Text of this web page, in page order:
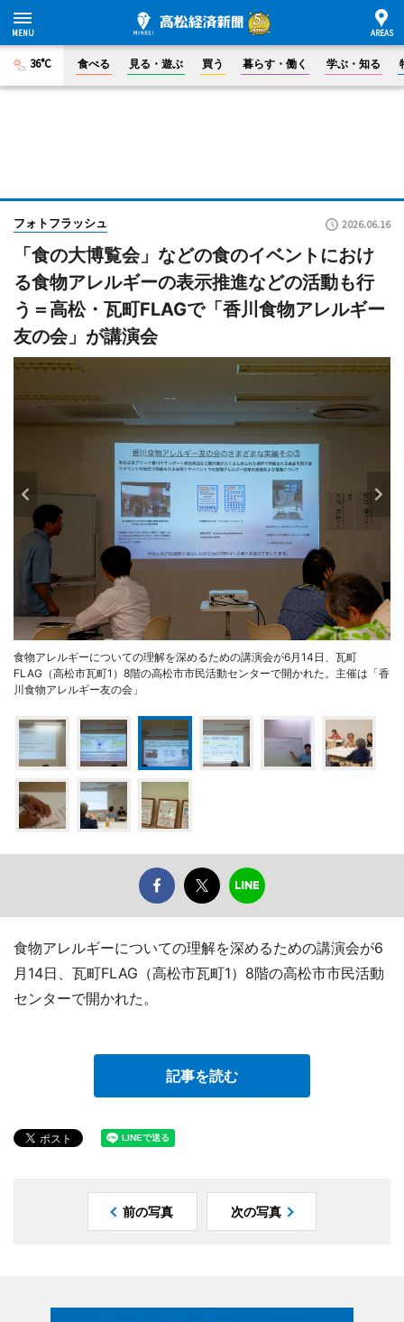
36°C 食べる 見る・遊ぶ 買う 暮らす・働く 学ぶ・知る
フォトフラッシュ 2026.06.16
「食の大博覧会」などの食のイベントにおけ
る食物アレルギーの表示推進などの活動も行
う＝高松・瓦町FLAGで「香川食物アレルギー
友の会」が講演会
食物アレルギーについての理解を深めるための講演会が6月14日、瓦町
FLAG（高松市瓦町1）8階の高松市市民活動センターで開かれた。主催は「香
川食物アレルギー友の会」
食物アレルギーについての理解を深めるための講演会が6
月14日、瓦町FLAG（高松市瓦町1）8階の高松市市民活動
センターで開かれた。
記事を読む
前の写真 次の写真